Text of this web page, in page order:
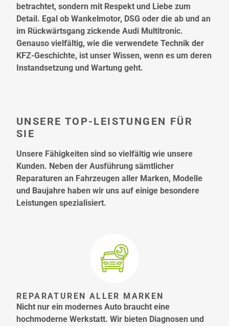
betrachtet, sondern mit Respekt und Liebe zum
Detail. Egal ob Wankelmotor, DSG oder die ab und an
im Rückwärtsgang zickende Audi Multitronic.
Genauso vielfältig, wie die verwendete Technik der
KFZ-Geschichte, ist unser Wissen, wenn es um deren
Instandsetzung und Wartung geht.
UNSERE TOP-LEISTUNGEN FÜR
SIE
Unsere Fähigkeiten sind so vielfältig wie unsere
Kunden. Neben der Ausführung sämtlicher
Reparaturen an Fahrzeugen aller Marken, Modelle
und Baujahre haben wir uns auf einige besondere
Leistungen spezialisiert.
REPARATUREN ALLER MARKEN
Nicht nur ein modernes Auto braucht eine
hochmoderne Werkstatt. Wir bieten Diagnosen und